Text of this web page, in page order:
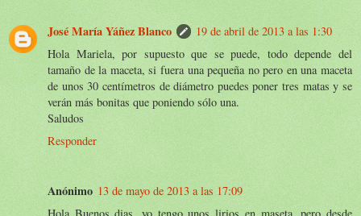
José María Yáñez Blanco
19 de abril de 2013 a las 1:30
Hola Mariela, por supuesto que se puede, todo depende del
tamaño de la maceta, si fuera una pequeña no pero en una maceta
de unos 30 centímetros de diámetro puedes poner tres matas y se
verán más bonitas que poniendo sólo una.
Saludos
Responder
Anónimo 13 de mayo de 2013 a las 17:09
Hola Buenos dias, yo tengo unos lirios en maseta, pero desde